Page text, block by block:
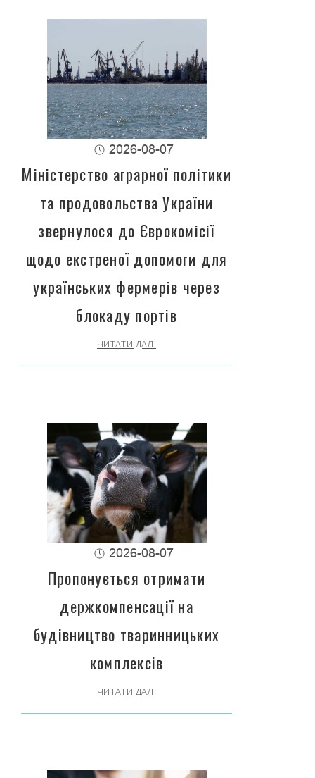
2026-08-07
Міністерство аграрної політики
та продовольства України
звернулося до Єврокомісії
щодо екстреної допомоги для
українських фермерів через
блокаду портів
ЧИТАТИ ДАЛІ
2026-08-07
Пропонується отримати
держкомпенсації на
будівництво тваринницьких
комплексів
ЧИТАТИ ДАЛІ